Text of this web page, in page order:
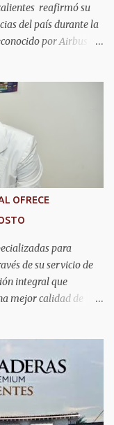
reafirmó su
del país durante la
por Airbus
Este encuentro
e internacionales y
para intercambiar
avanzadas en la
señaló que este
operativa, la
los modelos
distinguen al C5i de
nacional en
liderazgo de la
OFRECE
para
de su servicio de
integral que
mejor calidad de
y tratamiento
mayores de 60
cognitivo y
adultos mayores
todo nuestro respeto,